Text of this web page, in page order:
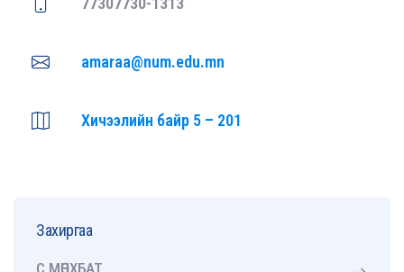
Захиргаа
С.МӨНХБАТ
amaraa@num.edu.mn
Хичээлийн байр 5 – 201